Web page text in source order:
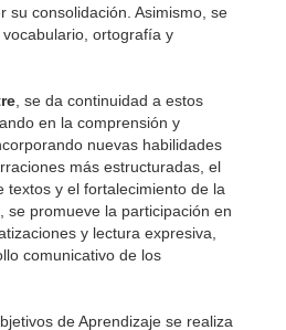
su consolidación. Asimismo, se
ortografía y
, se da continuidad a estos
en la comprensión y
nuevas habilidades
más estructuradas, el
textos y el fortalecimiento de la
se promueve la participación en
y lectura expresiva,
comunicativo de los
de Aprendizaje se realiza